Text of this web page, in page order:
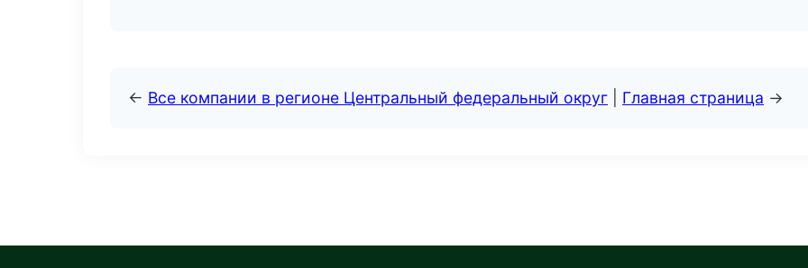
← Все компании в регионе Центральный федеральный округ Главная страница →